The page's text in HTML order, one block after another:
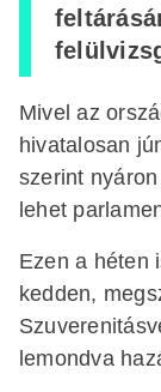
Mivel az
hivatalosan
szerint
lehet
Ezen a héten
kedden,
lemondva